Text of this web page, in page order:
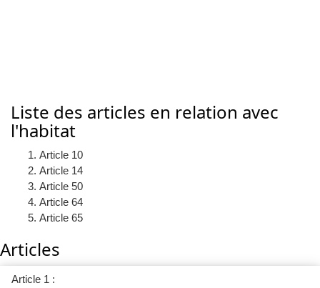
Liste des articles en relation avec
l'habitat
Article 10
Article 14
Article 50
Article 64
Article 65
Articles
Article 1 :